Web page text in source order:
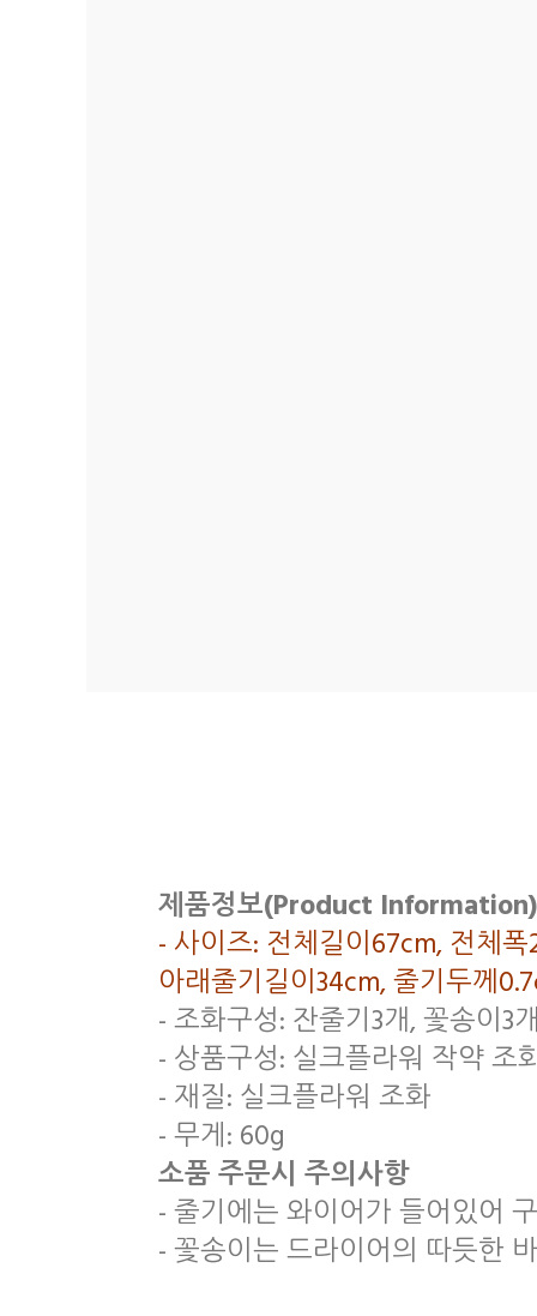
제품정보(Product Information)
- 사이즈: 전체길이67cm, 전체
아래줄기길이34cm, 줄기두께
- 조화구성: 잔줄기3개, 꽃송이3
- 상품구성: 실크플라워 작약 조
- 재질: 실크플라워 조화
- 무게: 60g
소품 주문시 주의사항
- 줄기에는 와이어가 들어있어
- 꽃송이는 드라이어의 따듯한